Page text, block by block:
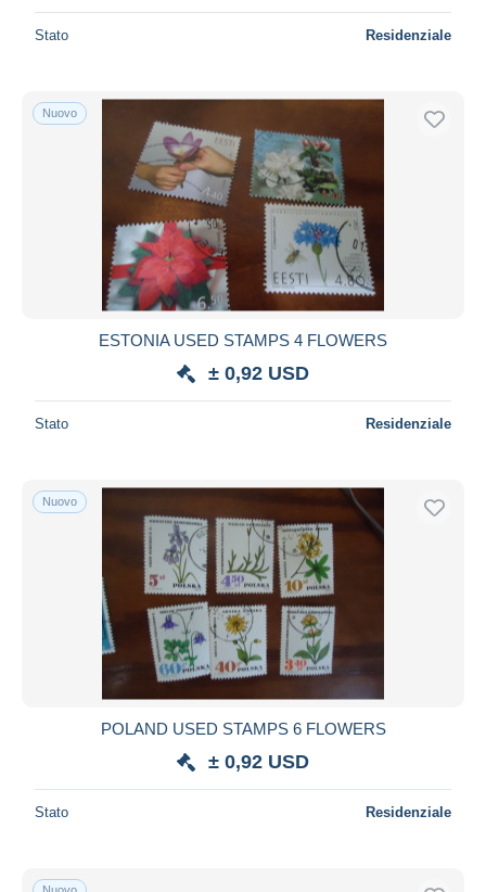
Stato Residenziale
Nuovo
ESTONIA USED STAMPS 4 FLOWERS
± 0,92 USD
Stato Residenziale
Nuovo
POLAND USED STAMPS 6 FLOWERS
± 0,92 USD
Stato Residenziale